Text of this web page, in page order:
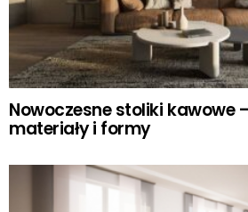
Nowoczesne stoliki kawowe
materiały i formy